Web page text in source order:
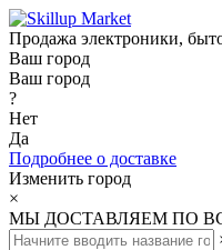
Продажа электроники,
Ваш город
Ваш город
?
Нет
Да
Подробнее о доставке
Изменить город
×
МЫ ДОСТАВЛЯЕМ ПО